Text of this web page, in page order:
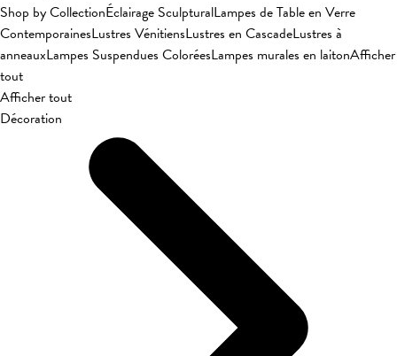
Shop by CollectionÉclairage SculpturalLampes de Table en Verre
ContemporainesLustres VénitiensLustres en CascadeLustres à
anneauxLampes Suspendues ColoréesLampes murales en laitonAfficher
tout
Afficher tout
Décoration